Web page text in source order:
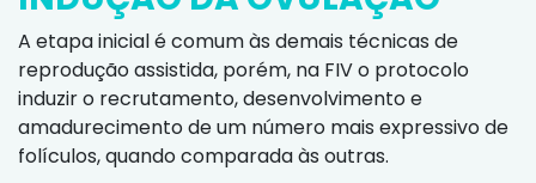
A etapa inicial é comum às demais técnicas de
reprodução assistida, porém, na FIV o protocolo
induzir o recrutamento, desenvolvimento e
amadurecimento de um número mais expressivo de
folículos, quando comparada às outras.